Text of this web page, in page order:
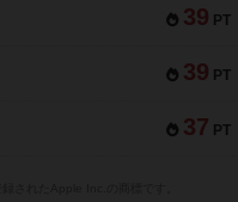
39 PT
39 PT
37 PT